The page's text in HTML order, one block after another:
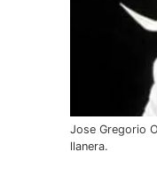
Jose Gregorio
llanera.